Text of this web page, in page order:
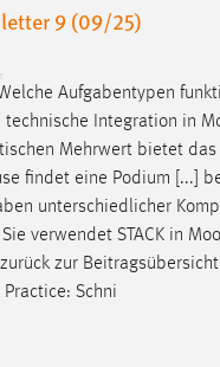
9 (09/25)
Welche Aufgabentypen
Integration in
Mehrwert bietet das
findet eine Podium [...]
unterschiedlicher
verwendet STACK in
zur Beitragsübersicht
Schni
MIBEW_UserID,
5e9dbeb1811c0446
um die Chatfunktion nutzen zu
mibew-chat-frame-style-
= Sitzungslaufzeit,